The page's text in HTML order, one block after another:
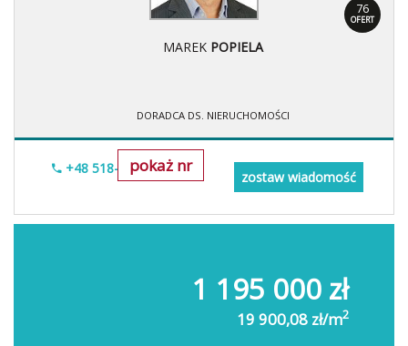
76
OFERT
MAREK POPIELA
DORADCA DS. NIERUCHOMOŚCI
pokaż nr
+48 518-967-677
zostaw wiadomość
1 195 000 zł
19 900,08 zł/m2